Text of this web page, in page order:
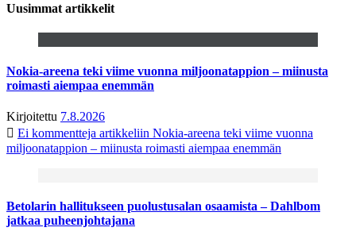
Uusimmat artikkelit
Nokia-areena teki viime vuonna miljoonatappion – miinusta
roimasti aiempaa enemmän
Kirjoitettu 7.8.2026
Ei kommentteja artikkeliin Nokia-areena teki viime vuonna
miljoonatappion – miinusta roimasti aiempaa enemmän
Betolarin hallitukseen puolustusalan osaamista – Dahlbom
jatkaa puheenjohtajana